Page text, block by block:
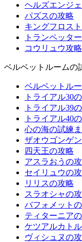
ヘルズエンジ
パズスの攻略
キングフロス
トランペッタ
コウリュウ攻略
ベルベットルームの
ベルベットル
トライアル30
トライアル39
トライアル40
心の海の試練
ザオウゴンゲ
四天王の攻略
アスラおうの
セイリュウの
リリスの攻略
スラオシャの
バフォメット
ティターニア
ケツアルカト
ヴィシュヌの